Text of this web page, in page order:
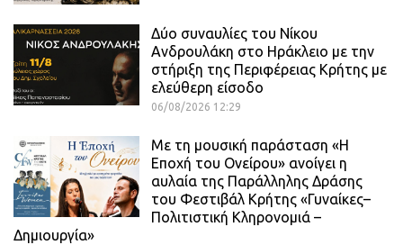
Δύο συναυλίες του Νίκου
Ανδρουλάκη στο Ηράκλειο με την
στήριξη της Περιφέρειας Κρήτης με
ελεύθερη είσοδο
06/08/2026 12:29
Με τη μουσική παράσταση «Η
Εποχή του Ονείρου» ανοίγει η
αυλαία της Παράλληλης Δράσης
του Φεστιβάλ Κρήτης «Γυναίκες–
Πολιτιστική Κληρονομιά –
Δημιουργία»